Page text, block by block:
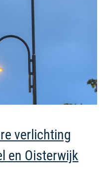
verlichting
en Oisterwijk